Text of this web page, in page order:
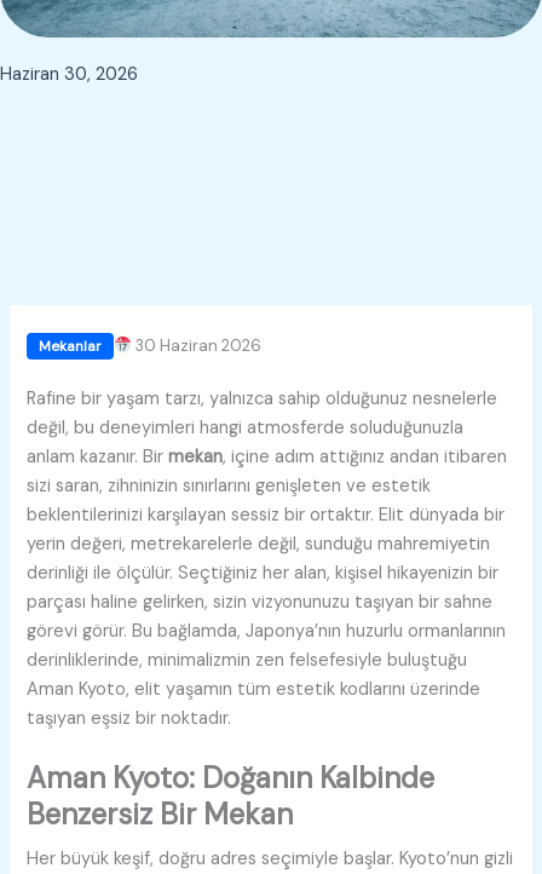
Haziran 30, 2026
Mekanlar 30 Haziran 2026
Rafine bir yaşam tarzı, yalnızca sahip olduğunuz nesnelerle
değil, bu deneyimleri hangi atmosferde soluduğunuzla
anlam kazanır. Birmekan, içine adım attığınız andan itibaren
sizi saran, zihninizin sınırlarını genişleten ve estetik
beklentilerinizi karşılayan sessiz bir ortaktır. Elit dünyada bir
yerin değeri, metrekarelerle değil, sunduğu mahremiyetin
derinliği ile ölçülür. Seçtiğiniz her alan, kişisel hikayenizin bir
parçası haline gelirken, sizin vizyonunuzu taşıyan bir sahne
görevi görür. Bu bağlamda, Japonya’nın huzurlu ormanlarının
derinliklerinde, minimalizmin zen felsefesiyle buluştuğu
Aman Kyoto, elit yaşamın tüm estetik kodlarını üzerinde
taşıyan eşsiz bir noktadır.
Aman Kyoto: Doğanın Kalbinde
Benzersiz Bir Mekan
Her büyük keşif, doğru adres seçimiyle başlar. Kyoto’nun gizli